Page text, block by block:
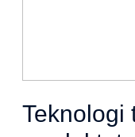
Teknologi